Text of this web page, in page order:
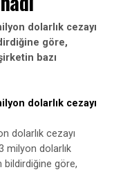
dolarlık cezayı
göre,
bazı
dolarlık cezayı
dolarlık cezayı
milyon dolarlık
bildirdiğine göre,